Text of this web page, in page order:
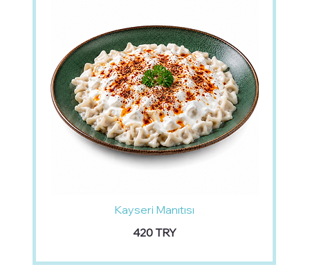
Kayseri Manıtısı
‏420 TRY